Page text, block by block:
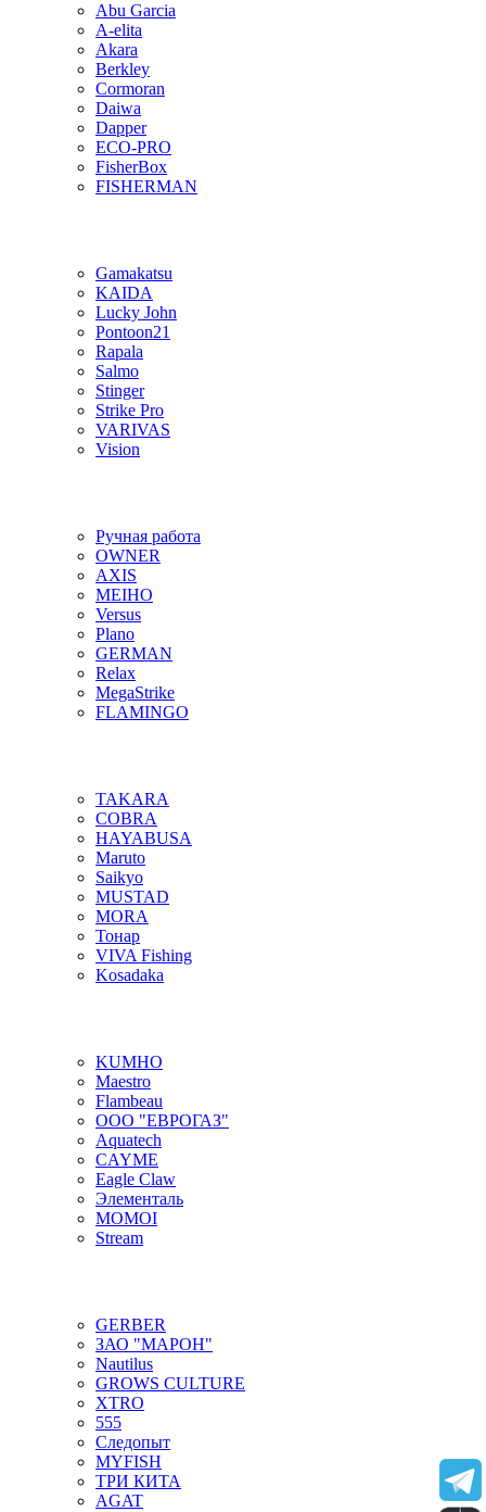
Abu Garcia
A-elita
Akara
Berkley
Cormoran
Daiwa
Dapper
ECO-PRO
FisherBox
FISHERMAN
Gamakatsu
KAIDA
Lucky John
Pontoon21
Rapala
Salmo
Stinger
Strike Pro
VARIVAS
Vision
Ручная работа
OWNER
AXIS
MEIHO
Versus
Plano
GERMAN
Relax
MegaStrike
FLAMINGO
TAKARA
COBRA
HAYABUSA
Maruto
Saikyo
MUSTAD
MORA
Тонар
VIVA Fishing
Kosadaka
KUMHO
Maestro
Flambeau
ООО "ЕВРОГАЗ"
Aquatech
CAYME
Eagle Claw
Элементаль
MOMOI
Stream
GERBER
ЗАО "МАРОН"
Nautilus
GROWS CULTURE
XTRO
555
Следопыт
MYFISH
ТРИ КИТА
AGAT